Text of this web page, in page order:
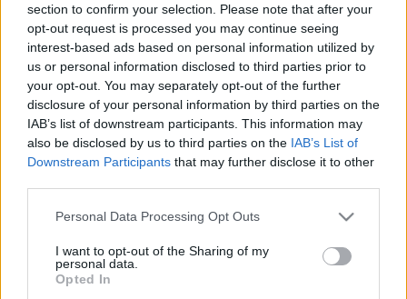
section to confirm your selection. Please note that after your
opt-out request is processed you may continue seeing
interest-based ads based on personal information utilized by
us or personal information disclosed to third parties prior to
your opt-out. You may separately opt-out of the further
disclosure of your personal information by third parties on the
IAB’s list of downstream participants. This information may
also be disclosed by us to third parties on the IAB’s List of
Downstream Participants that may further disclose it to other
Please note that this website/app uses one or more Google
not limited to your visit or usage behaviour. You may click to
grant or deny consent to Google and its third-party tags to
use your data for below specified purposes in below Google
Personal Data Processing Opt Outs
I want to opt-out of the Sharing of my
personal data.
Opted In
William Shakespeare: Hamlet
Bemutató: 2005. február 10. 19:00
További előadások: 2005. február 11-14., 16., 18-21.
19:00
Merlin Nemzetközi Színház
A darabról:
Hamletnek semmi köze ahhoz, ami Helsingőrben
történik. Wittenbergi, nagyvilági életéből hirtelen a
szűklátókörű dán királyi udvarban találja magát,
ahol őrá vár a feladat, hogy "helyretolja a kizökkent